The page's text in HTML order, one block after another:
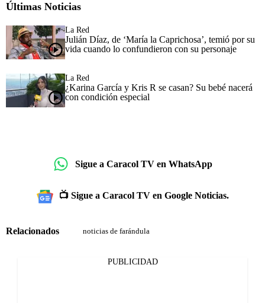
Últimas Noticias
La Red
Julián Díaz, de ‘María la Caprichosa’, temió por su
vida cuando lo confundieron con su personaje
La Red
¿Karina García y Kris R se casan? Su bebé nacerá
con condición especial
Sigue a Caracol TV en WhatsApp
📺 Sigue a Caracol TV en Google Noticias.
Relacionados noticias de farándula
PUBLICIDAD